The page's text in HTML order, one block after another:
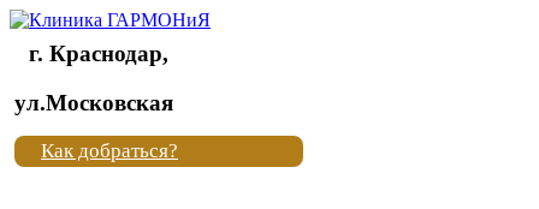
Клиника
"Новая
жизнь"
г. Краснодар,
ул.Московская
Как добраться?